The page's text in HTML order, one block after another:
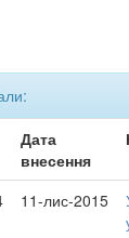
Дата
внесення
11-лис-2015